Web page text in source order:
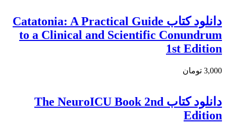
دانلود کتاب Catatonia: A Practical Guide
to a Clinical and Scientific Conundrum
1st Edition
3,000 تومان
دانلود كتاب The NeuroICU Book 2nd
Edition